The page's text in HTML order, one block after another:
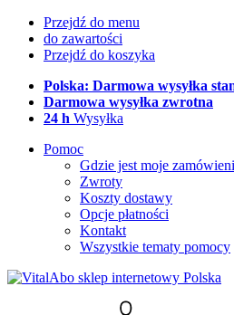
Przejdź do menu
do zawartości
Przejdź do koszyka
Polska: Darmowa wysyłka
Darmowa wysyłka zwrotna
24 h Wysyłka
Pomoc
Gdzie jest moje
Zwroty
Koszty dostawy
Opcje płatności
Kontakt
Wszystkie tematy pomocy